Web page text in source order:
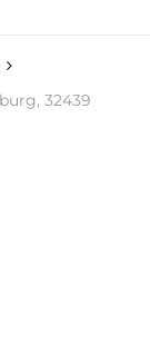
32439